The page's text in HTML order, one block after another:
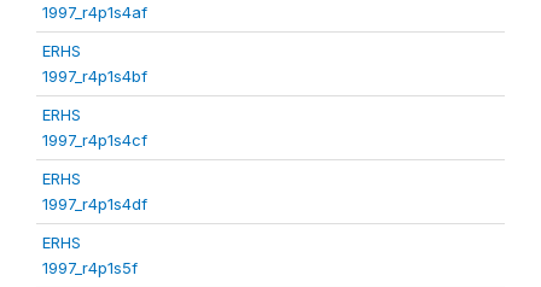
1997_r4p1s4af
ERHS
1997_r4p1s4bf
ERHS
1997_r4p1s4cf
ERHS
1997_r4p1s4df
ERHS
1997_r4p1s5f